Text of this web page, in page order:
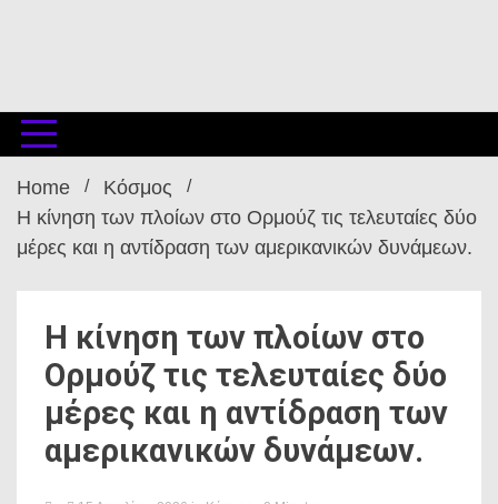
Home
Κόσμος
Η κίνηση των πλοίων στο Ορμούζ τις τελευταίες δύο
μέρες και η αντίδραση των αμερικανικών δυνάμεων.
Η κίνηση των πλοίων στο
Ορμούζ τις τελευταίες δύο
μέρες και η αντίδραση των
αμερικανικών δυνάμεων.